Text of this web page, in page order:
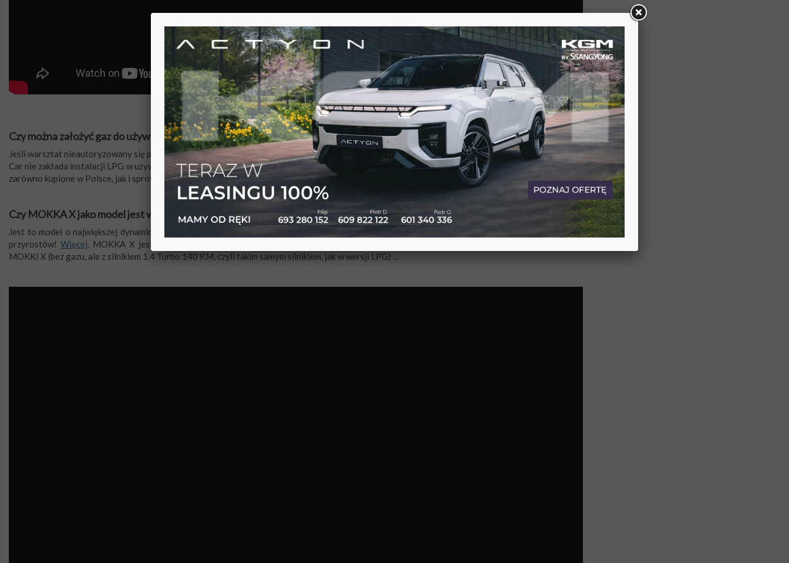
Czy można założyć gaz do używanej Mokki?
Jeśli warsztat nieautoryzowany się podejmie, oczywiście można założyć gaz do używanej Mokki sprowadzonej z Niemiec. Autoryzowany serwis Dixi-
Car nie zakłada instalacji LPG w używanych Oplach Mokka,tu wyjaśnienie dlaczego
. Natomiast serwisujemy Ople Mokka z instalacją fabryczną Opla,
zarówno kupione w Polsce, jak i sprowadzone z Zachodu.
Czy MOKKA X jako model jest warta polecenia?
Jest to model o największej dynamice wzrostu sprzedaży wśród nowych Opli w Polsce. Żaden inny model Opla nie notował kilkusetprocentowych
przyrostów! Więcej. MOKKA X jest modelem światowym, sprzedawanym również w USA jako Buick Encore. Polecamy! Zobacz nasz videotest
MOKKI X (bez gazu, ale z silnikiem 1.4 Turbo 140 KM, czyli takim samym silnikiem, jak w wersji LPG) ...